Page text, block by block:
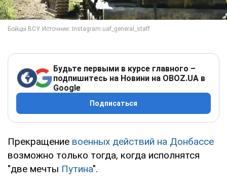
Будьте первыми в курсе главного –
подпишитесь на Новини на OBOZ.UA в
Google
Подписаться
Прекращение военных действий на Донбассе
возможно только тогда, когда исполнятся
"две мечты Путина".